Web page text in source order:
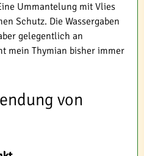
Ummantelung mit Vlies
Schutz. Die Wassergaben
gelegentlich an
mein Thymian bisher immer
von